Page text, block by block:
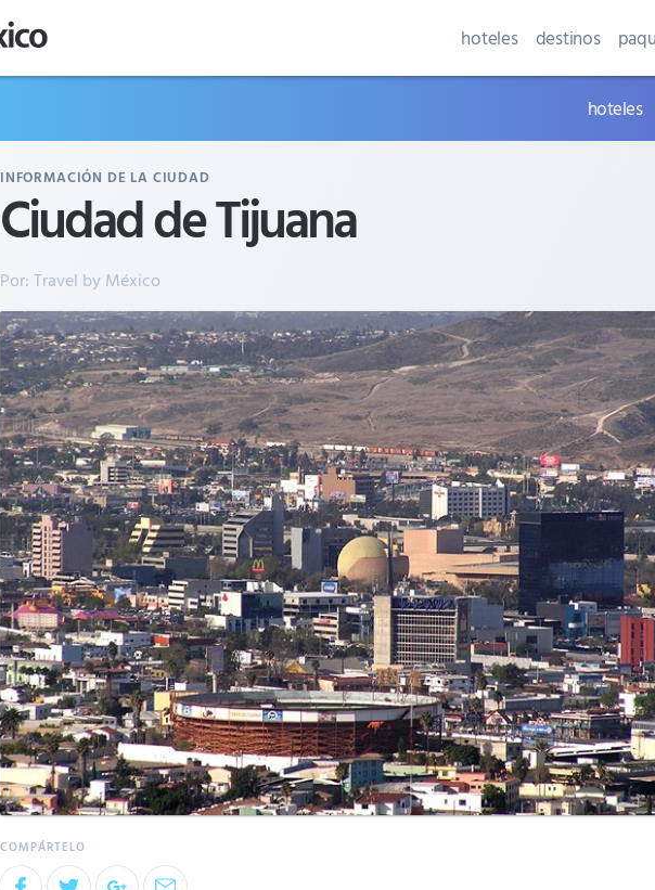
hoteles destinos
hoteles
INFORMACIÓN DE LA CIUDAD
Ciudad de Tijuana
Por: Travel by México